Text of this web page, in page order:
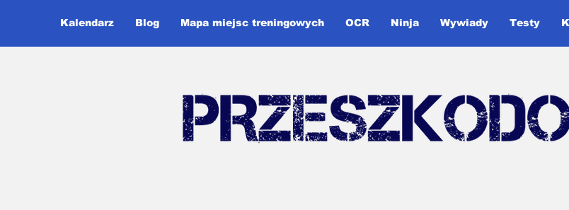
Kalendarz Blog Mapa miejsc treningowych OCR Ninja Wywiady Testy